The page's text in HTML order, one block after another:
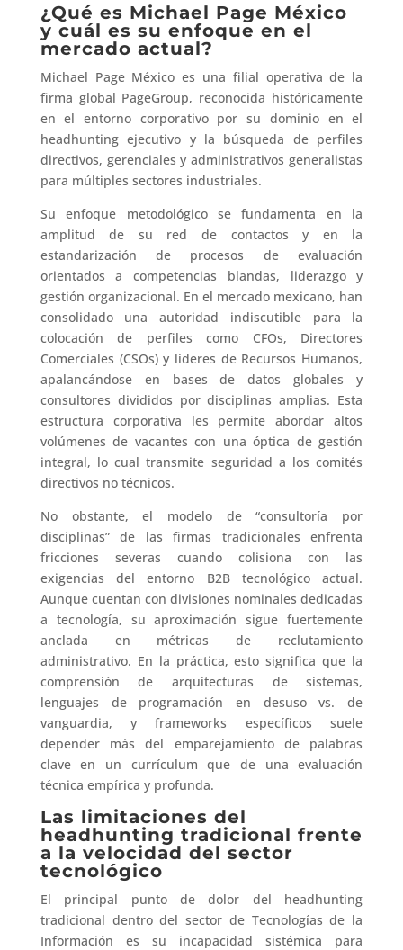
¿Qué es Michael Page México
y cuál es su enfoque en el
mercado actual?
Michael Page México es una filial operativa de la
firma global PageGroup, reconocida históricamente
en el entorno corporativo por su dominio en el
headhunting ejecutivo y la búsqueda de perfiles
directivos, gerenciales y administrativos generalistas
para múltiples sectores industriales.
Su enfoque metodológico se fundamenta en la
amplitud de su red de contactos y en la
estandarización de procesos de evaluación
orientados a competencias blandas, liderazgo y
gestión organizacional. En el mercado mexicano, han
consolidado una autoridad indiscutible para la
colocación de perfiles como CFOs, Directores
Comerciales (CSOs) y líderes de Recursos Humanos,
apalancándose en bases de datos globales y
consultores divididos por disciplinas amplias. Esta
estructura corporativa les permite abordar altos
volúmenes de vacantes con una óptica de gestión
integral, lo cual transmite seguridad a los comités
directivos no técnicos.
No obstante, el modelo de “consultoría por
disciplinas” de las firmas tradicionales enfrenta
fricciones severas cuando colisiona con las
exigencias del entorno B2B tecnológico actual.
Aunque cuentan con divisiones nominales dedicadas
a tecnología, su aproximación sigue fuertemente
anclada en métricas de reclutamiento
administrativo. En la práctica, esto significa que la
comprensión de arquitecturas de sistemas,
lenguajes de programación en desuso vs. de
vanguardia, y frameworks específicos suele
depender más del emparejamiento de palabras
clave en un currículum que de una evaluación
técnica empírica y profunda.
Las limitaciones del
headhunting tradicional frente
a la velocidad del sector
tecnológico
El principal punto de dolor del headhunting
tradicional dentro del sector de Tecnologías de la
Información es su incapacidad sistémica para